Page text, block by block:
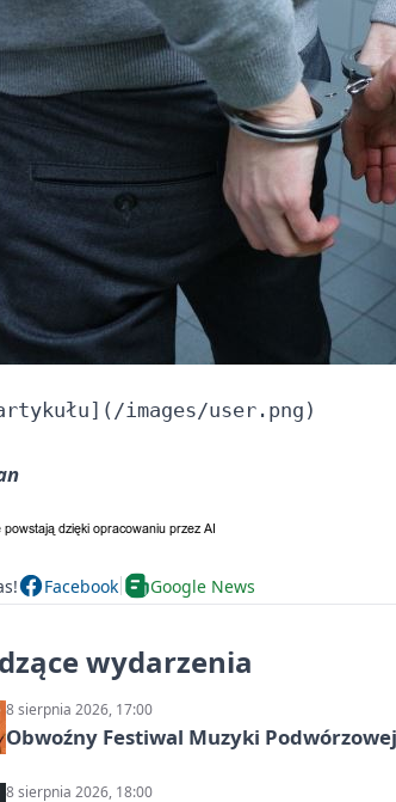
Facebook Google News
wydarzenia
8 sierpnia 2026, 17:00
Obwoźny Festiwal Muzyki
8 sierpnia 2026, 18:00